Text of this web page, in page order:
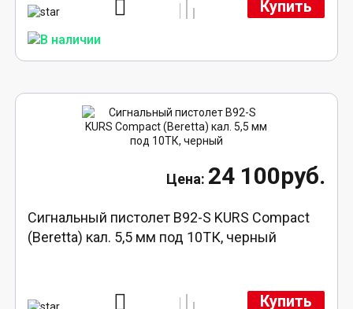
Купить
24 100руб.
Сигнальный пистолет B92-S KURS Compact
(Beretta) кал. 5,5 мм под 10ТК, черный
Купить